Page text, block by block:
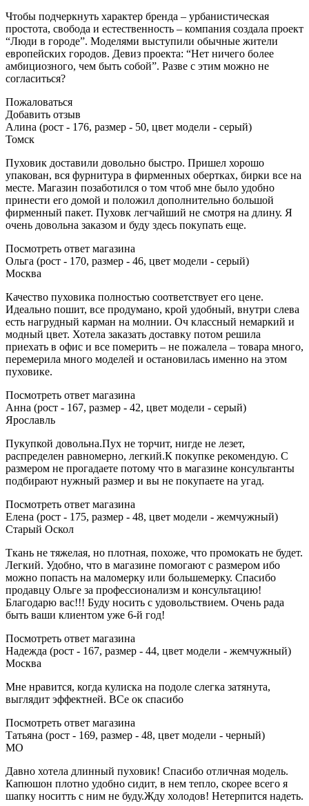
Чтобы подчеркнуть характер бренда – урбанистическая
простота, свобода и естественность – компания создала проект
“Люди в городе”. Моделями выступили обычные жители
европейских городов. Девиз проекта: “Нет ничего более
амбициозного, чем быть собой”. Разве с этим можно не
согласиться?
Пожаловаться
Добавить отзыв
Алина (рост - 176, размер - 50, цвет модели - серый)
Томск
Пуховик доставили довольно быстро. Пришел хорошо
упакован, вся фурнитура в фирменных обертках, бирки все на
месте. Магазин позаботился о том чтоб мне было удобно
принести его домой и положил дополнительно большой
фирменный пакет. Пуховк легчайший не смотря на длину. Я
очень довольна заказом и буду здесь покупать еще.
Посмотреть ответ магазина
Ольга (рост - 170, размер - 46, цвет модели - серый)
Москва
Качество пуховика полностью соответствует его цене.
Идеально пошит, все продумано, крой удобный, внутри слева
есть нагрудный карман на молнии. Оч классный немаркий и
модный цвет. Хотела заказать доставку потом решила
приехать в офис и все померить – не пожалела – товара много,
перемерила много моделей и остановилась именно на этом
пуховике.
Посмотреть ответ магазина
Анна (рост - 167, размер - 42, цвет модели - серый)
Ярославль
Пукупкой довольна.Пух не торчит, нигде не лезет,
распределен равномерно, легкий.К покупке рекомендую. С
размером не прогадаете потому что в магазине консультанты
подбирают нужный размер и вы не покупаете на угад.
Посмотреть ответ магазина
Елена (рост - 175, размер - 48, цвет модели - жемчужный)
Старый Оскол
Ткань не тяжелая, но плотная, похоже, что промокать не будет.
Легкий. Удобно, что в магазине помогают с размером ибо
можно попасть на маломерку или большемерку. Спасибо
продавцу Ольге за профессионализм и консультацию!
Благодарю вас!!! Буду носить с удовольствием. Очень рада
быть ваши клиентом уже 6-й год!
Посмотреть ответ магазина
Надежда (рост - 167, размер - 44, цвет модели - жемчужный)
Москва
Мне нравится, когда кулиска на подоле слегка затянута,
выглядит эффектней. ВСе ок спасибо
Посмотреть ответ магазина
Татьяна (рост - 169, размер - 48, цвет модели - черный)
МО
Давно хотела длинный пуховик! Спасибо отличная модель.
Капюшон плотно удобно сидит, в нем тепло, скорее всего я
шапку носитть с ним не буду.Жду холодов! Нетерпится надеть.